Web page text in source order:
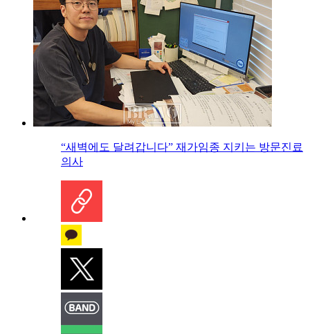
“새벽에도 달려갑니다” 재가임종 지키는 방문진료
의사